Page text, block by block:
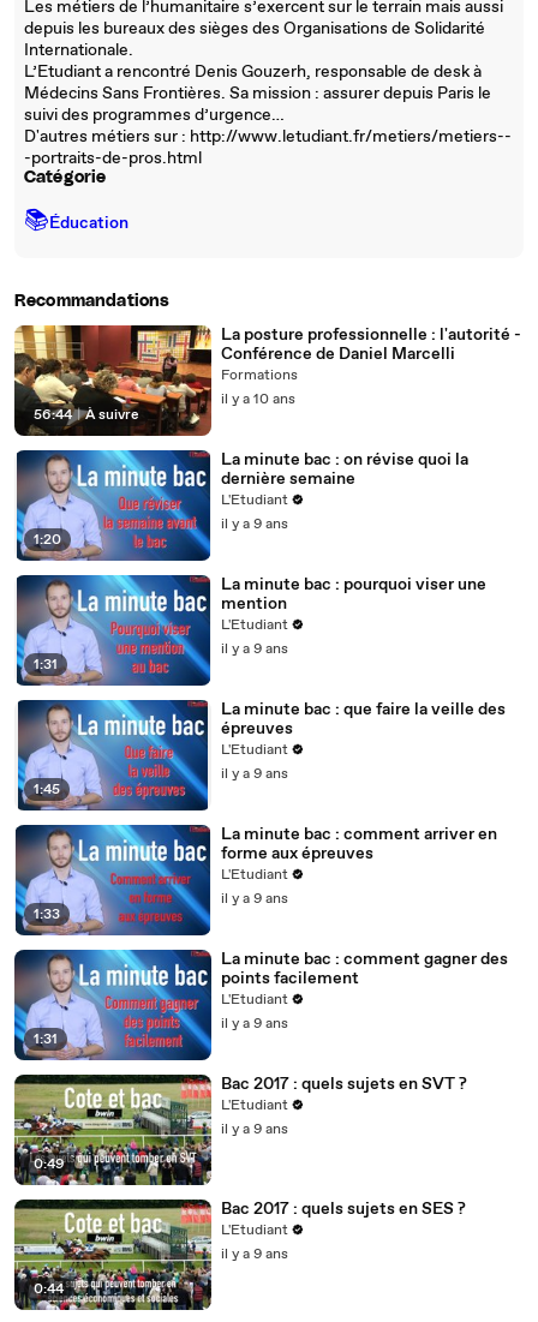
Les métiers de l’humanitaire s’exercent sur le terrain mais aussi
depuis les bureaux des sièges des Organisations de Solidarité
Internationale.
L’Etudiant a rencontré Denis Gouzerh, responsable de desk à
Médecins Sans Frontières. Sa mission : assurer depuis Paris le
suivi des programmes d’urgence…
D'autres métiers sur : http://www.letudiant.fr/metiers/metiers--
-portraits-de-pros.html
Catégorie
📚Éducation
Recommandations
56:44 | À suivre
La posture professionnelle : l'autorité -
Conférence de Daniel Marcelli
Formations
il y a 10 ans
1:20
La minute bac : on révise quoi la
dernière semaine
L'Etudiant
il y a 9 ans
1:31
La minute bac : pourquoi viser une
mention
L'Etudiant
il y a 9 ans
1:45
La minute bac : que faire la veille des
épreuves
L'Etudiant
il y a 9 ans
1:33
La minute bac : comment arriver en
forme aux épreuves
L'Etudiant
il y a 9 ans
1:31
La minute bac : comment gagner des
points facilement
L'Etudiant
il y a 9 ans
0:49
Bac 2017 : quels sujets en SVT ?
L'Etudiant
il y a 9 ans
0:44
Bac 2017 : quels sujets en SES ?
L'Etudiant
il y a 9 ans